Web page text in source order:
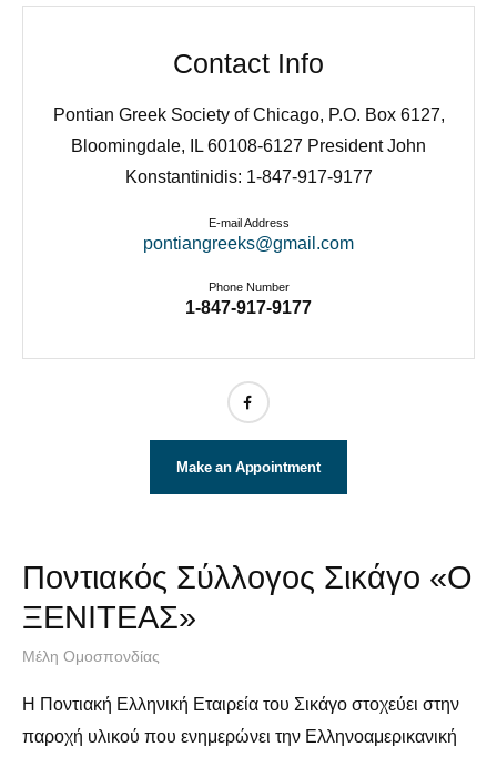
Contact Info
Pontian Greek Society of Chicago, P.O. Box 6127,
Bloomingdale, IL 60108-6127 President John
Konstantinidis: 1-847-917-9177
E-mail Address
pontiangreeks@gmail.com
Phone Number
1-847-917-9177
Make an Appointment
Ποντιακός Σύλλογος Σικάγο «Ο
ΞΕΝΙΤΕΑΣ»
Μέλη Ομοσπονδίας
Η Ποντιακή Ελληνική Εταιρεία του Σικάγο στοχεύει στην
παροχή υλικού που ενημερώνει την Ελληνοαμερικανική